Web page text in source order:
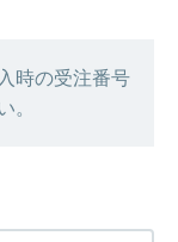
時の受注番号
。